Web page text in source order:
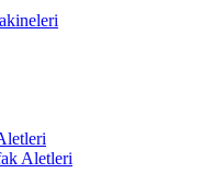
Aletleri